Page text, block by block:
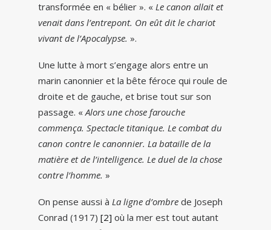
transformée en « bélier ». « Le canon allait et
venait dans l’entrepont. On eût dit le chariot
vivant de l’Apocalypse. ».
Une lutte à mort s’engage alors entre un
marin canonnier et la bête féroce qui roule de
droite et de gauche, et brise tout sur son
passage. «Alors une chose farouche
commença. Spectacle titanique. Le combat du
canon contre le canonnier. La bataille de la
matière et de l’intelligence. Le duel de la chose
contre l’homme. »
On pense aussi à La ligne d’ombre de Joseph
Conrad (1917) [2] où la mer est tout autant